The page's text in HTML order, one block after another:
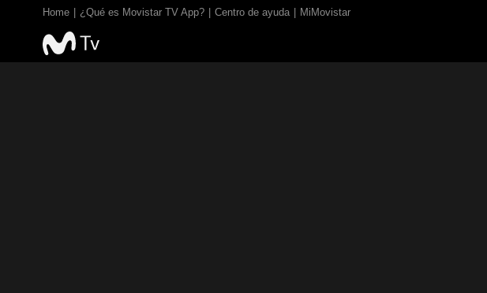
Home ¿Qué es Movistar TV App? Centro de ayuda MiMovistar